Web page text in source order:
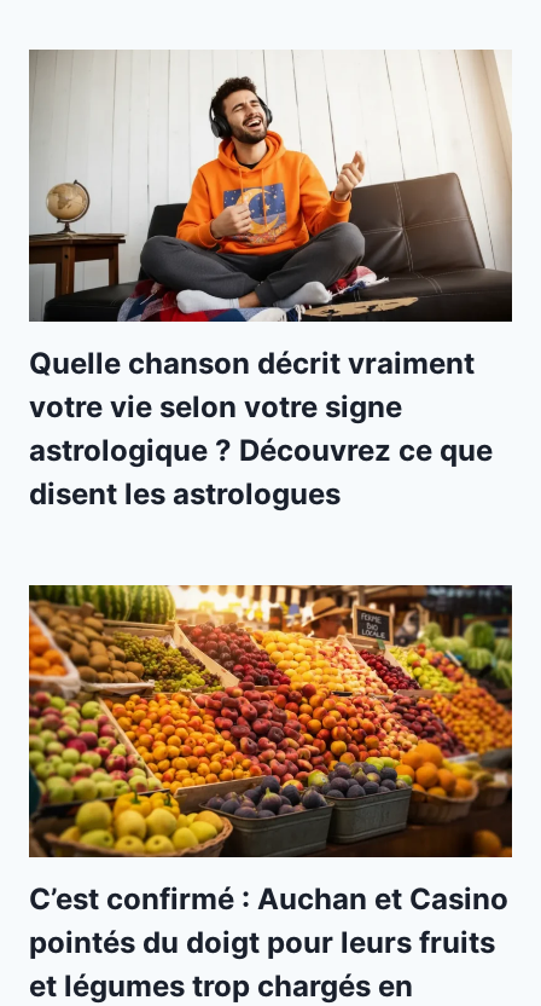
Quelle chanson décrit vraiment
votre vie selon votre signe
astrologique ? Découvrez ce que
disent les astrologues
C’est confirmé : Auchan et Casino
pointés du doigt pour leurs fruits
et légumes trop chargés en